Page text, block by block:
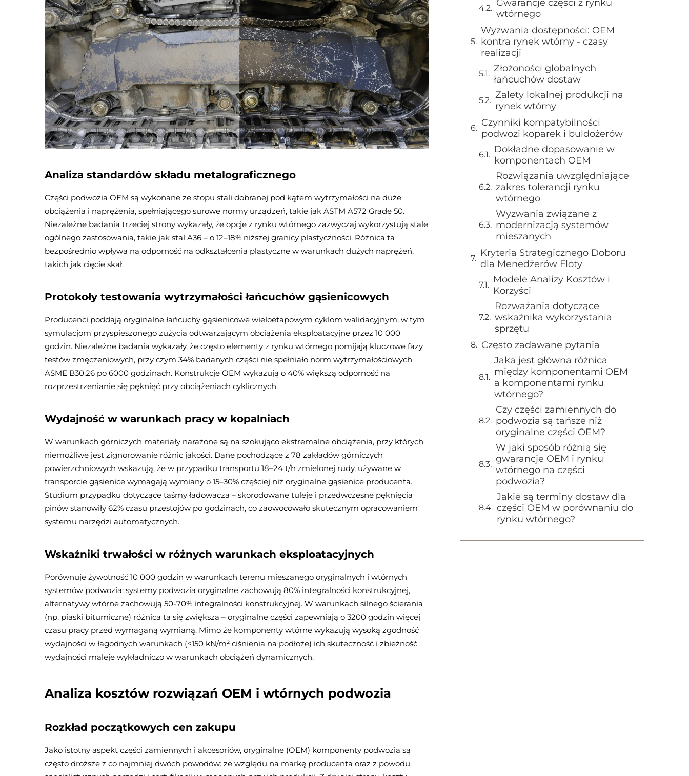
Analiza standardów składu metalograficznego
Części podwozia OEM są wykonane ze stopu stali dobranej pod kątem wytrzymałości na duże
obciążenia i naprężenia, spełniającego surowe normy urządzeń, takie jak ASTM A572 Grade 50.
Niezależne badania trzeciej strony wykazały, że opcje z rynku wtórnego zazwyczaj wykorzystują stale
ogólnego zastosowania, takie jak stal A36 – o 12–18% niższej granicy plastyczności. Różnica ta
bezpośrednio wpływa na odporność na odkształcenia plastyczne w warunkach dużych naprężeń,
takich jak cięcie skał.
Protokoły testowania wytrzymałości łańcuchów gąsienicowych
Producenci poddają oryginalne łańcuchy gąsienicowe wieloetapowym cyklom walidacyjnym, w tym
symulacjom przyspieszonego zużycia odtwarzającym obciążenia eksploatacyjne przez 10 000
godzin. Niezależne badania wykazały, że często elementy z rynku wtórnego pomijają kluczowe fazy
testów zmęczeniowych, przy czym 34% badanych części nie spełniało norm wytrzymałościowych
ASME B30.26 po 6000 godzinach. Konstrukcje OEM wykazują o 40% większą odporność na
rozprzestrzenianie się pęknięć przy obciążeniach cyklicznych.
Wydajność w warunkach pracy w kopalniach
W warunkach górniczych materiały narażone są na szokująco ekstremalne obciążenia, przy których
niemożliwe jest zignorowanie różnic jakości. Dane pochodzące z 78 zakładów górniczych
powierzchniowych wskazują, że w przypadku transportu 18–24 t/h zmielonej rudy, używane w
transporcie gąsienice wymagają wymiany o 15–30% częściej niż oryginalne gąsienice producenta.
Studium przypadku dotyczące taśmy ładowacza – skorodowane tuleje i przedwczesne pęknięcia
pinów stanowiły 62% czasu przestojów po godzinach, co zaowocowało skutecznym opracowaniem
systemu narzędzi automatycznych.
Wskaźniki trwałości w różnych warunkach eksploatacyjnych
Porównuje żywotność 10 000 godzin w warunkach terenu mieszanego oryginalnych i wtórnych
systemów podwozia: systemy podwozia oryginalne zachowują 80% integralności konstrukcyjnej,
alternatywy wtórne zachowują 50-70% integralności konstrukcyjnej. W warunkach silnego ścierania
(np. piaski bitumiczne) różnica ta się zwiększa – oryginalne części zapewniają o 3200 godzin więcej
czasu pracy przed wymaganą wymianą. Mimo że komponenty wtórne wykazują wysoką zgodność
wydajności w łagodnych warunkach (≤150 kN/m² ciśnienia na podłoże) ich skuteczność i zbieżność
wydajności maleje wykładniczo w warunkach obciążeń dynamicznych.
Analiza kosztów rozwiązań OEM i wtórnych podwozia
Rozkład początkowych cen zakupu
Jako istotny aspekt części zamiennych i akcesoriów, oryginalne (OEM) komponenty podwozia są
często droższe z co najmniej dwóch powodów: ze względu na markę producenta oraz z powodu
Gwarancje części z rynku
wtórnego
Wyzwania dostępności: OEM
kontra rynek wtórny - czasy
realizacji
Złożoności globalnych
łańcuchów dostaw
Zalety lokalnej produkcji na
rynek wtórny
Czynniki kompatybilności
podwozi koparek i buldożerów
Dokładne dopasowanie w
komponentach OEM
Rozwiązania uwzględniające
zakres tolerancji rynku
wtórnego
Wyzwania związane z
modernizacją systemów
mieszanych
Kryteria Strategicznego Doboru
dla Menedżerów Floty
Modele Analizy Kosztów i
Korzyści
Rozważania dotyczące
wskaźnika wykorzystania
sprzętu
Często zadawane pytania
Jaka jest główna różnica
między komponentami OEM
a komponentami rynku
wtórnego?
Czy części zamiennych do
podwozia są tańsze niż
oryginalne części OEM?
W jaki sposób różnią się
gwarancje OEM i rynku
wtórnego na części
podwozia?
Jakie są terminy dostaw dla
części OEM w porównaniu do
rynku wtórnego?